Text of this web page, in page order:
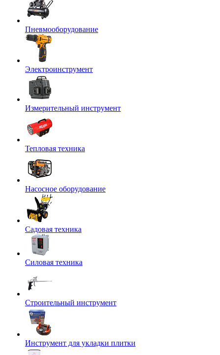
Пневмооборудование
Электроинструмент
Измерительный инструмент
Тепловая техника
Насосное оборудование
Садовая техника
Силовая техника
Строительный инструмент
Инструмент для укладки плитки